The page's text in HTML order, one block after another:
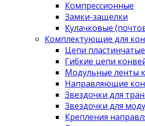
Компрессионные
Замки-защелки
Кулачковые
Комплектующие для
Цепи
Гибкие цепи
Модульные ленты
Направляющие
Звездочки для
Звездочки для
Крепления